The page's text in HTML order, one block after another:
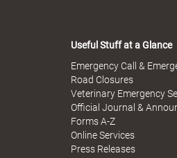
Useful Stuff at a Glance
Emergency Call &
Road Closures
Veterinary Emergency
Official Journal &
Forms A-Z
Online Services
Press Releases